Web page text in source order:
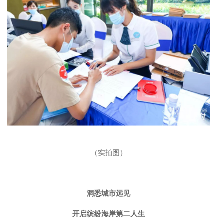
（实拍图）
洞悉城市远见
开启缤纷海岸第二人生